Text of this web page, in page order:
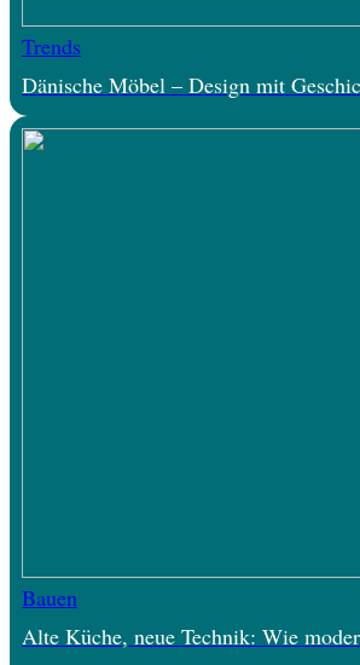
Trends
Dänische Möbel – Design mit
Bauen
Alte Küche, neue Technik: Wie